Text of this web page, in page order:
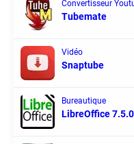
Convertisseur
Tubemate
Vidéo
Snaptube
Bureautique
LibreOffice 7.5.0